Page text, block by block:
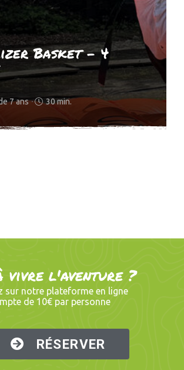
Basket – 4
7 ans 30 min.
vivre l'aventure ?
sur notre plateforme en ligne
de 10€ par personne
RÉSERVER